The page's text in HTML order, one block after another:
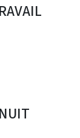
Link)